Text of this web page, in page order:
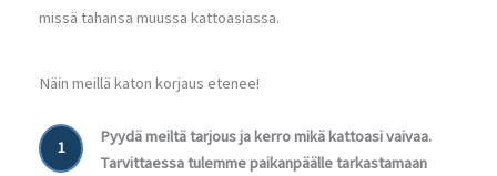
missä tahansa muussa kattoasiassa.
Näin meillä katon korjaus etenee!
1
Pyydä meiltä tarjous ja kerro mikä kattoasi vaivaa.
Tarvittaessa tulemme paikanpäälle tarkastamaan